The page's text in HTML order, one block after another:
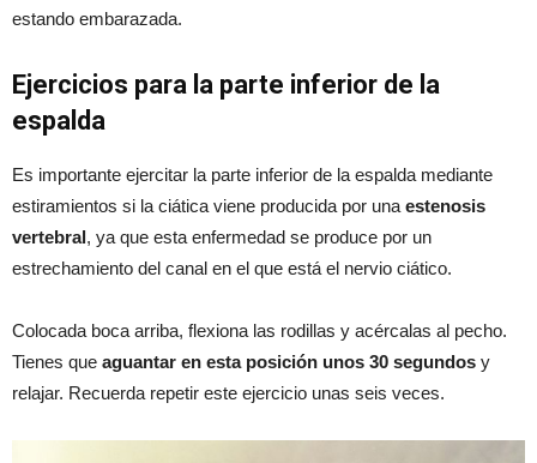
estando embarazada.
Ejercicios para la parte inferior de la
espalda
Es importante ejercitar la parte inferior de la espalda mediante
estiramientos si la ciática viene producida por una estenosis
vertebral, ya que esta enfermedad se produce por un
estrechamiento del canal en el que está el nervio ciático.
Colocada boca arriba, flexiona las rodillas y acércalas al pecho.
Tienes que aguantar en esta posición unos 30 segundos y
relajar. Recuerda repetir este ejercicio unas seis veces.